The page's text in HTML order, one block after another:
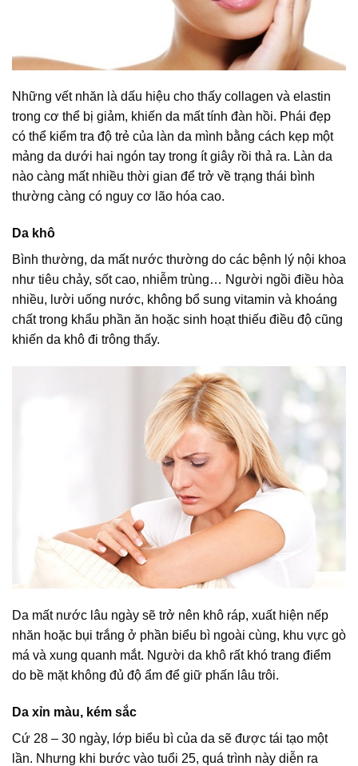
Những vết nhăn là dấu hiệu cho thấy collagen và elastin
trong cơ thể bị giảm, khiến da mất tính đàn hồi. Phái đẹp
có thể kiểm tra độ trẻ của làn da mình bằng cách kẹp một
mảng da dưới hai ngón tay trong ít giây rồi thả ra. Làn da
nào càng mất nhiều thời gian để trở về trạng thái bình
thường càng có nguy cơ lão hóa cao.
Da khô
Bình thường, da mất nước thường do các bệnh lý nội khoa
như tiêu chảy, sốt cao, nhiễm trùng… Người ngồi điều hòa
nhiều, lười uống nước, không bổ sung vitamin và khoáng
chất trong khẩu phần ăn hoặc sinh hoạt thiếu điều độ cũng
khiến da khô đi trông thấy.
Da mất nước lâu ngày sẽ trở nên khô ráp, xuất hiện nếp
nhăn hoặc bụi trắng ở phần biểu bì ngoài cùng, khu vực gò
má và xung quanh mắt. Người da khô rất khó trang điểm
do bề mặt không đủ độ ẩm để giữ phấn lâu trôi.
Da xỉn màu, kém sắc
Cứ 28 – 30 ngày, lớp biểu bì của da sẽ được tái tạo một
lần. Nhưng khi bước vào tuổi 25, quá trình này diễn ra